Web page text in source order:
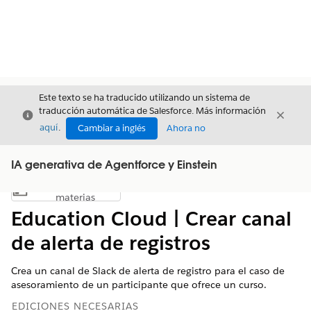
Cerrar
Este texto se ha traducido utilizando un sistema de
traducción automática de Salesforce. Más información
aquí. Cambiar a inglés Ahora no
Cerrar
IA generativa de Agentforce y Einstein
Mostrar índice de materias
materias
Education Cloud | Crear canal
de alerta de registros
Crea un canal de Slack de alerta de registro para el caso de
asesoramiento de un participante que ofrece un curso.
EDICIONES NECESARIAS